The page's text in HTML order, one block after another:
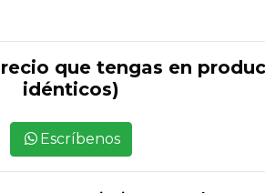
que tengas en
idénticos)
Escríbenos